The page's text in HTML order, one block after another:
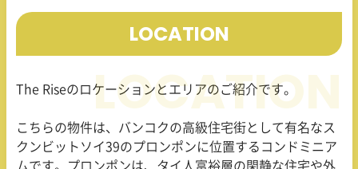
LOCATION
The Riseのロケーションとエリアのご紹介です。
こちらの物件は、バンコクの高級住宅街として有名なス
クンビットソイ39のプロンポンに位置するコンドミニア
ムです。プロンポンは、タイ人富裕層の閑静な住宅や外